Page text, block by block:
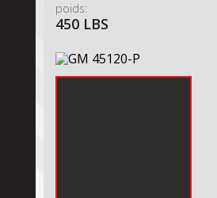
poids:
450 LBS